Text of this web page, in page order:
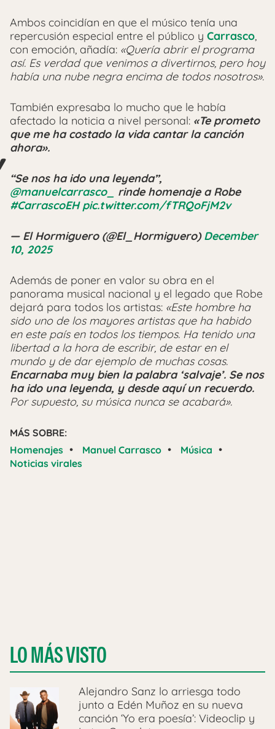
Ambos coincidían en que el músico tenía una
repercusión especial entre el público y Carrasco,
con emoción, añadía: «Quería abrir el programa
así. Es verdad que venimos a divertirnos, pero hoy
había una nube negra encima de todos nosotros».
También expresaba lo mucho que le había
afectado la noticia a nivel personal: «Te prometo
que me ha costado la vida cantar la canción
ahora».
“Se nos ha ido una leyenda”,
@manuelcarrasco_
rinde homenaje a Robe
#CarrascoEH pic.twitter.com/fTRQoFjM2v
— El Hormiguero (@El_Hormiguero)December
10, 2025
Además de poner en valor su obra en el
panorama musical nacional y el legado que Robe
dejará para todos los artistas: «Este hombre ha
sido uno de los mayores artistas que ha habido
en este país en todos los tiempos. Ha tenido una
libertad a la hora de escribir, de estar en el
mundo y de dar ejemplo de muchas cosas.
Encarnaba muy bien la palabra ‘salvaje’. Se nos
ha ido una leyenda, y desde aquí un recuerdo.
Por supuesto, su música nunca se acabará».
MÁS SOBRE:
Homenajes • Manuel Carrasco • Música •
Noticias virales
LO MÁS VISTO
Alejandro Sanz lo arriesga todo
junto a Edén Muñoz en su nueva
canción ‘Yo era poesía’: Videoclip y